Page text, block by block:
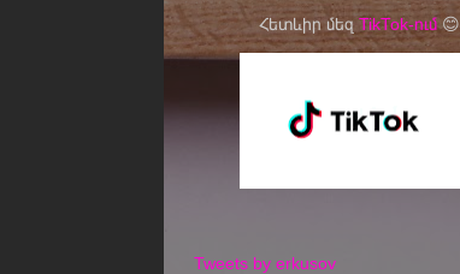
Հետևիր մեզ TikTok-ում😊
Tweets by erkusov